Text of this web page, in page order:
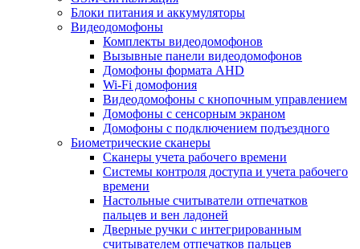
Блоки питания и аккумуляторы
Видеодомофоны
Комплекты видеодомофонов
Вызывные панели видеодомофонов
Домофоны формата AHD
Wi-Fi домофония
Видеодомофоны с кнопочным управлением
Домофоны с сенсорным экраном
Домофоны с подключением подъездного
Биометрические сканеры
Сканеры учета рабочего времени
Системы контроля доступа и учета рабочего
времени
Настольные считыватели отпечатков
пальцев и вен ладоней
Дверные ручки с интегрированным
считывателем отпечатков пальцев